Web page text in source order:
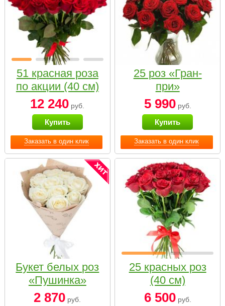
Заказать в один клик
51 красная роза
по акции (40 см)
12 240 руб.
Купить
Заказать в один клик
25 роз «Гран-
при»
5 990руб.
Купить
Букет белых роз
«Пушинка»
2 870 руб.
25 красных роз
(40 см)
6 500руб.